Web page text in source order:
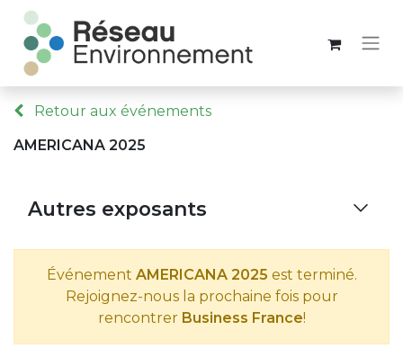
Retour aux événements
AMERICANA 2025
Autres exposants
Événement AMERICANA 2025 est terminé.
Rejoignez-nous la prochaine fois pour
rencontrer Business France!